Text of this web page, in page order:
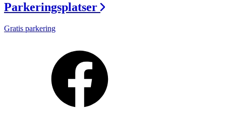
Parkeringsplatser
Gratis parkering